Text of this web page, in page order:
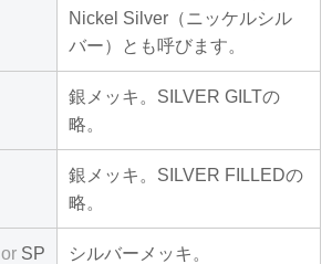
Nickel Silver（ニッケルシル
バー）とも呼びます。
銀メッキ。SILVER GILTの
略。
銀メッキ。SILVER FILLEDの
略。
or SP シルバーメッキ。